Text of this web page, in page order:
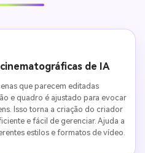
de IA
que parecem editadas
e quadro é ajustado para evocar
Isso torna a criação do criador
e fácil de gerenciar. Ajuda a
estilos e formatos de vídeo.